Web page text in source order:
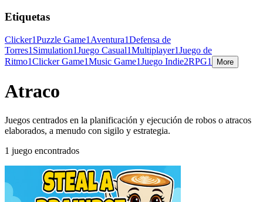
Etiquetas
Clicker1Puzzle Game1 Aventura1Defensa de
Torres1 Simulation1Juego Casual1Multiplayer1Juego de
Ritmo1Clicker Game1Music Game1Juego Indie2RPG1 More
Atraco
Juegos centrados en la planificación y ejecución de robos o atracos
elaborados, a menudo con sigilo y estrategia.
1 juego encontrados